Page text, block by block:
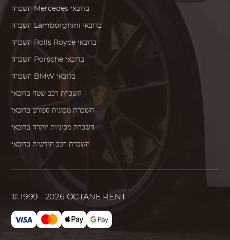
Mercedes בדובאי
Lamborghini בדובאי
Rolls Royce בדובאי
Porsche בדובאי
BMW בדובאי
השכרת רכב שטח בדובאי
השכרת מכונית ספורט בדובאי
השכרת מכוניות יוקרה בדובאי
השכרת רכב חודשית בדובאי
© 1999 - 2026 OCTANE RENT